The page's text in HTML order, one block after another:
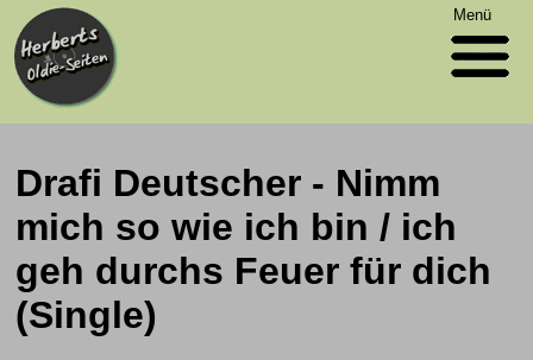
Menü
Drafi Deutscher - Nimm
mich so wie ich bin / ich
geh durchs Feuer für dich
(Single)